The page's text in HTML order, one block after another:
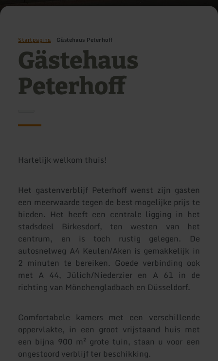
Startpagina Gästehaus Peterhoff
Gästehaus
Peterhoff
Hartelijk welkom thuis!
Het gastenverblijf Peterhoff wenst zijn gasten
een meerwaarde tegen de best mogelijke prijs te
bieden. Het heeft een centrale ligging in het
stadsdeel Birkesdorf, ten westen van het
centrum, en is toch rustig gelegen. De
autosnelweg A4 Keulen/Aken is gemakkelijk in
2 minuten te bereiken. Goede verbinding ook
met A 44, Jülich/Niederzier en A 61 in de
richting van Mönchengladbach en Düsseldorf.
Comfortabele kamers met een verschillende
oppervlakte, in een groot vrijstaand huis met
een bijna 900 m² grote tuin, staan u voor een
ongestoord verblijf ter beschikking.